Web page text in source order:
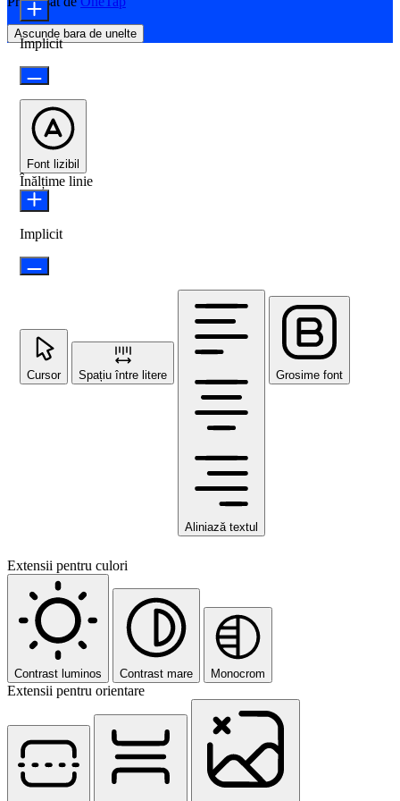
Ascunde bara de unelte
Implicit
Font lizibil
Înălțime linie
Implicit
Cursor Spațiu între litere
Aliniază textul
Grosime font
Extensii pentru culori
Contrast luminos Contrast mare Monocrom
Extensii pentru orientare